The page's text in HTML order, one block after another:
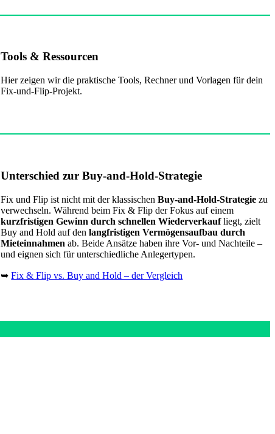
Tools & Ressourcen
Hier zeigen wir die praktische Tools, Rechner und Vorlagen für dein
Fix-und-Flip-Projekt.
Unterschied zur Buy-and-Hold-Strategie
Fix und Flip ist nicht mit der klassischenBuy-and-Hold-Strategie zu
verwechseln. Während beim Fix & Flip der Fokus auf einem
kurzfristigen Gewinn durch schnellen Wiederverkaufliegt, zielt
Buy and Hold auf denlangfristigen Vermögensaufbau durch
Mieteinnahmen ab. Beide Ansätze haben ihre Vor- und Nachteile –
und eignen sich für unterschiedliche Anlegertypen.
➥Fix & Flip vs. Buy and Hold – der Vergleich